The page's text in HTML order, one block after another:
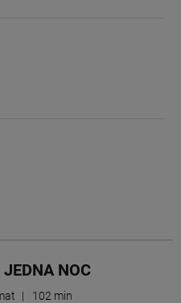
NOC
| 102 min